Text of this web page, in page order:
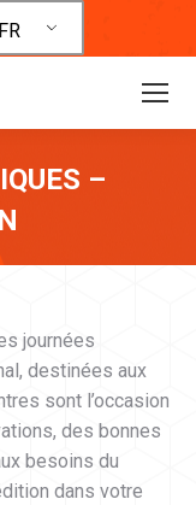
FR
–
ici :
journées
destinées aux
sont l’occasion
des bonnes
besoins du
dans votre